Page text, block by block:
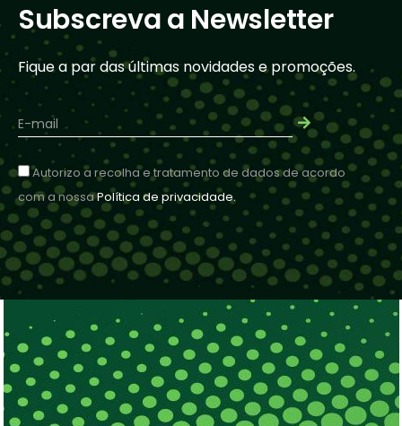
Subscreva a Newsletter
Fique a par das últimas novidades e promoções.
Autorizo a recolha e tratamento de dados de acordo
com a nossaPolítica de privacidade.